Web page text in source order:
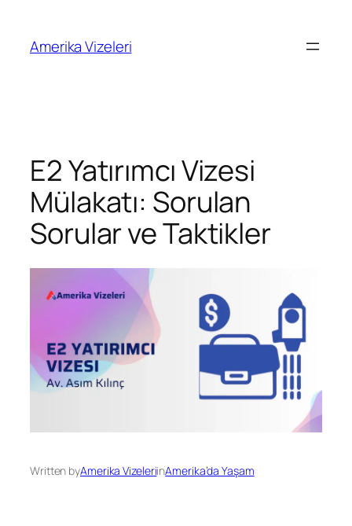
Amerika Vizeleri
E2 Yatırımcı Vizesi
Mülakatı: Sorulan
Sorular ve Taktikler
Written byAmerika VizeleriinAmerika’da Yaşam